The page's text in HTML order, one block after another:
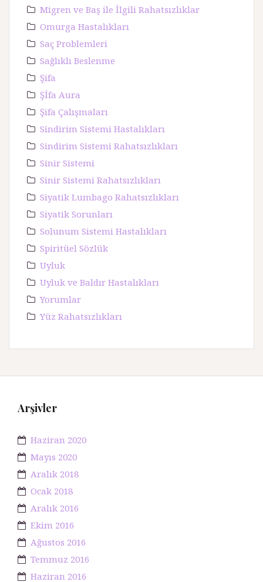
Migren ve Baş ile İlgili Rahatsızlıklar
Omurga Hastalıkları
Saç Problemleri
Sağlıklı Beslenme
Şifa
Şİfa Aura
Şifa Çalışmaları
Sindirim Sistemi Hastalıkları
Sindirim Sistemi Rahatsızlıkları
Sinir Sistemi
Sinir Sistemi Rahatsızlıkları
Siyatik Lumbago Rahatsızlıkları
Siyatik Sorunları
Solunum Sistemi Hastalıkları
Spiritüel Sözlük
Uyluk
Uyluk ve Baldır Hastalıkları
Yorumlar
Yüz Rahatsızlıkları
Arşivler
Haziran 2020
Mayıs 2020
Aralık 2018
Ocak 2018
Aralık 2016
Ekim 2016
Ağustos 2016
Temmuz 2016
Haziran 2016